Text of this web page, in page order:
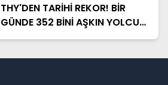
THY'DEN TARİHİ REKOR! BİR
GÜNDE 352 BİNİ AŞKIN YOLCU
TAŞINDI